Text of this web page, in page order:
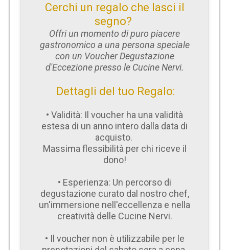
Cerchi un regalo che lasci il
segno?
Offri un momento di puro piacere
gastronomico a una persona speciale
con un Voucher Degustazione
d'Eccezione presso le Cucine Nervi.
Dettagli del tuo Regalo:
• Validità: Il voucher ha una validità
estesa di un anno intero dalla data di
acquisto.
Massima flessibilità per chi riceve il
dono!
• Esperienza: Un percorso di
degustazione curato dal nostro chef,
un'immersione nell'eccellenza e nella
creatività delle Cucine Nervi.
• Il voucher non è utilizzabile per le